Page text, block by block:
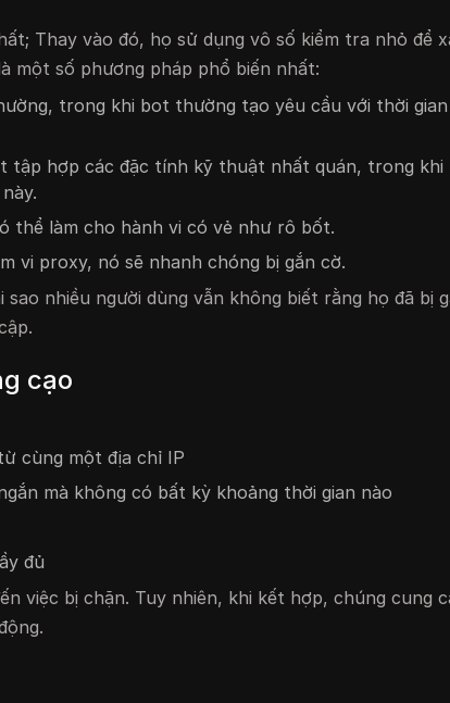
Thay vào đó, họ sử dụng vô số kiểm tra nhỏ để
một số phương pháp phổ biến nhất:
trong khi bot thường tạo yêu cầu với thời gian
tập hợp các đặc tính kỹ thuật nhất quán, trong khi
thể làm cho hành vi có vẻ như rô bốt.
vi proxy, nó sẽ nhanh chóng bị gắn cờ.
nhiều người dùng vẫn không biết rằng họ đã bị
cạo
cùng một địa chỉ IP
mà không có bất kỳ khoảng thời gian nào
đủ
việc bị chặn. Tuy nhiên, khi kết hợp, chúng cung